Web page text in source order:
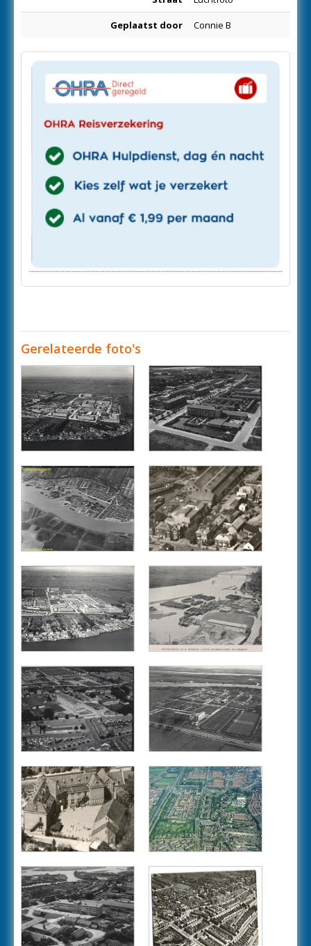
Geplaatst door Connie B
Gerelateerde foto's